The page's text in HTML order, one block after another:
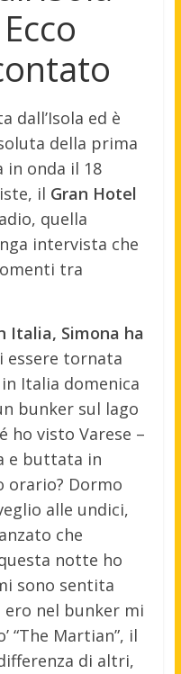
dall’Isola ed è
della prima
in onda il 18
il Gran Hotel
quella
intervista che
tra
Italia, Simona ha
essere tornata
Italia domenica
bunker sul lago
ho visto Varese –
e buttata in
orario? Dormo
alle undici,
che
notte ho
sono sentita
ero nel bunker mi
“The Martian”, il
di altri,